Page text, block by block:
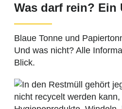
Was darf rein? Ein
Blaue Tonne und
Und was nicht? Alle
Blick.